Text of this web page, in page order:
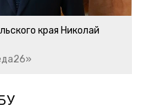
края Николай